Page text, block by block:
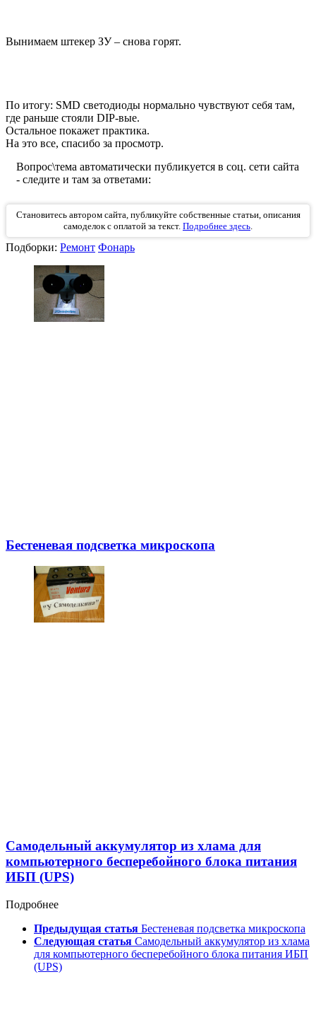
Вынимаем штекер ЗУ – снова горят.
По итогу: SMD светодиоды нормально чувствуют себя там,
где раньше стояли DIP-вые.
Остальное покажет практика.
На это все, спасибо за просмотр.
Вопрос\тема автоматически публикуется в соц. сети сайта
- следите и там за ответами:
Становитесь автором сайта, публикуйте собственные статьи, описания
самоделок с оплатой за текст. Подробнее здесь.
Подборки: Ремонт Фонарь
Бестеневая подсветка микроскопа
Самодельный аккумулятор из хлама для
компьютерного бесперебойного блока питания
ИБП (UPS)
Подробнее
Предыдущая статья Бестеневая подсветка микроскопа
Следующая статья Самодельный аккумулятор из хлама
для компьютерного бесперебойного блока питания ИБП
(UPS)